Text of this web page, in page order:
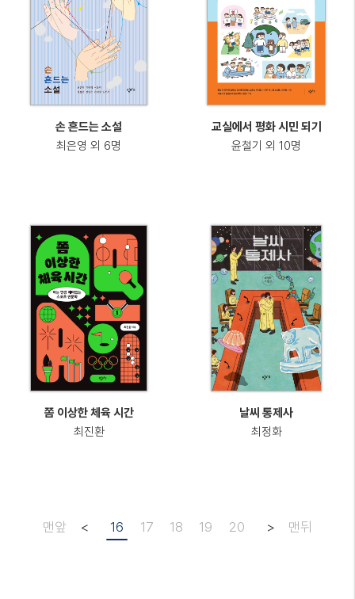
손 흔드는 소설
최은영 외 6명
교실에서 평화 시민 되기
윤철기 외 10명
쫌 이상한 체육 시간
최진환
날씨 통제사
최정화
맨앞 < 16 17 18 19 20 > 맨뒤